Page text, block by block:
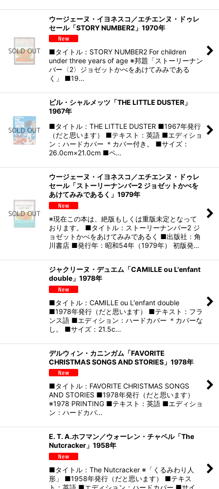
ウージェーヌ・イヨネスコ／エチエンヌ・ドゥレ
セール「STORY NUMBER2」1970年
■タイトル：STORY NUMBER2 For children
under three years of age ※邦題「ストーリーナン
バー〈2〉ジョゼットかべをあけてみみである
く」 ■19…
ビル・シャルメッツ「THE LITTLE DUSTER」
1967年
■タイトル：THE LITTLE DUSTER ■1967年発行
（だと思います） ■テキスト：英語 ■エディショ
ン：ハードカバー ＊カバー付き。 ■サイズ：
26.0cm×21.0cm ■ペ…
ウージェーヌ・イヨネスコ／エチエンヌ・ドゥレ
セール「ストーリーナンバー2 ジョゼットかべを
あけてみみであるく」1979年
※現在この本は、絶版もしくは重版未定となって
おります。 ■タイトル：ストーリーナンバー2 ジ
ョゼットかべをあけてみみであるく ■出版社：角
川書店 ■発行年：昭和54年（1979年） 初版発…
ジャクリーヌ・デュエム「CAMILLE ou L'enfant
double」1978年
■タイトル：CAMILLE ou L'enfant double
■1978年発行（だと思います） ■テキスト：フラ
ンス語 ■エディション：ハードカバー ＊カバーな
し。 ■サイズ：21.5c…
デルウィン・カニンガム「FAVORITE
CHRISTMAS SONGS AND STORIES」1978年
■タイトル：FAVORITE CHRISTMAS SONGS
AND STORIES ■1978年発行（だと思います）
※1978 PRINTING ■テキスト：英語 ■エディショ
ン：ハードカバ…
E. T. A.ホフマン／ウォーレン・チャペル「The
Nutcracker」1958年
■タイトル：The Nutcracker ※「くるみわり人
形」 ■1958年発行（だと思います） ■テキス
ト：英語 ■エディション：ハードカバー ■サイ